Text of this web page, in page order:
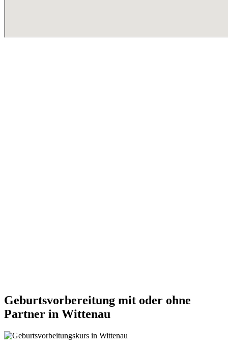
Geburtsvorbereitung mit oder ohne
Partner in Wittenau